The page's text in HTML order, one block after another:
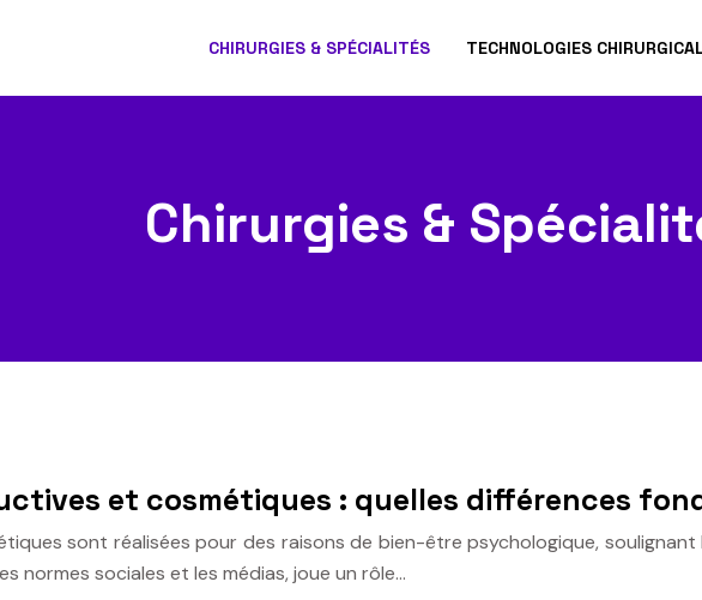
CHIRURGIES & SPÉCIALITÉS TECHNOLOGIES
Chirurgies &
et cosmétiques : quelles différences
sont réalisées pour des raisons de bien-être psychologique,
normes sociales et les médias, joue un rôle…